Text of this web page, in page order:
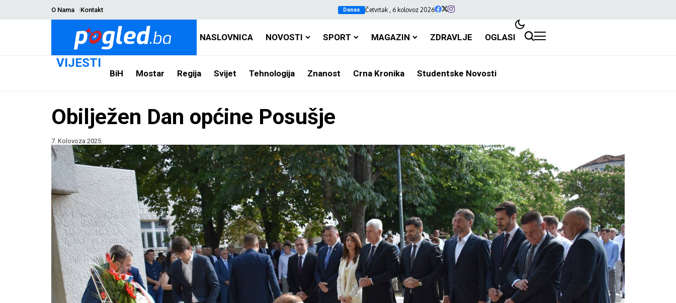
O Nama Kontakt Danas Četvrtak , 6 kolovoz 2026
NASLOVNICA NOVOSTI SPORT MAGAZIN ZDRAVLJE OGLASI
VIJESTI
BiH Mostar Regija Svijet Tehnologija Znanost Crna Kronika Studentske Novosti
Obilježen Dan općine Posušje
7. Kolovoza 2025.